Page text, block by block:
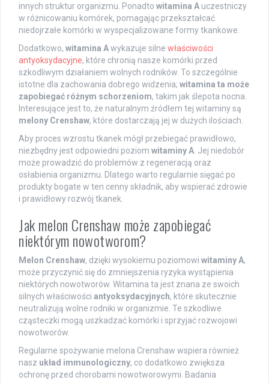
innych struktur organizmu. Ponadto witamina A uczestniczy
w różnicowaniu komórek, pomagając przekształcać
niedojrzałe komórki w wyspecjalizowane formy tkankowe.
Dodatkowo, witamina Awykazuje silne właściwości
antyoksydacyjne, które chronią nasze komórki przed
szkodliwym działaniem wolnych rodników. To szczególnie
istotne dla zachowania dobrego widzenia; witamina ta może
zapobiegać różnym schorzeniom, takim jak ślepota nocna.
Interesujące jest to, że naturalnym źródłem tej witaminy są
melony Crenshaw, które dostarczają jej w dużych ilościach.
Aby proces wzrostu tkanek mógł przebiegać prawidłowo,
niezbędny jest odpowiedni poziom witaminy A . Jej niedobór
może prowadzić do problemów z regeneracją oraz
osłabienia organizmu. Dlatego warto regularnie sięgać po
produkty bogate w ten cenny składnik, aby wspierać zdrowie
i prawidłowy rozwój tkanek.
Jak melon Crenshaw może zapobiegać
niektórym nowotworom?
Melon Crenshaw, dzięki wysokiemu poziomowi witaminy A,
może przyczynić się do zmniejszenia ryzyka wystąpienia
niektórych nowotworów. Witamina ta jest znana ze swoich
silnych właściwości antyoksydacyjnych, które skutecznie
neutralizują wolne rodniki w organizmie. Te szkodliwe
cząsteczki mogą uszkadzać komórki i sprzyjać rozwojowi
nowotworów.
Regularne spożywanie melona Crenshaw wspiera również
nasz układ immunologiczny, co dodatkowo zwiększa
ochronę przed chorobami nowotworowymi. Badania